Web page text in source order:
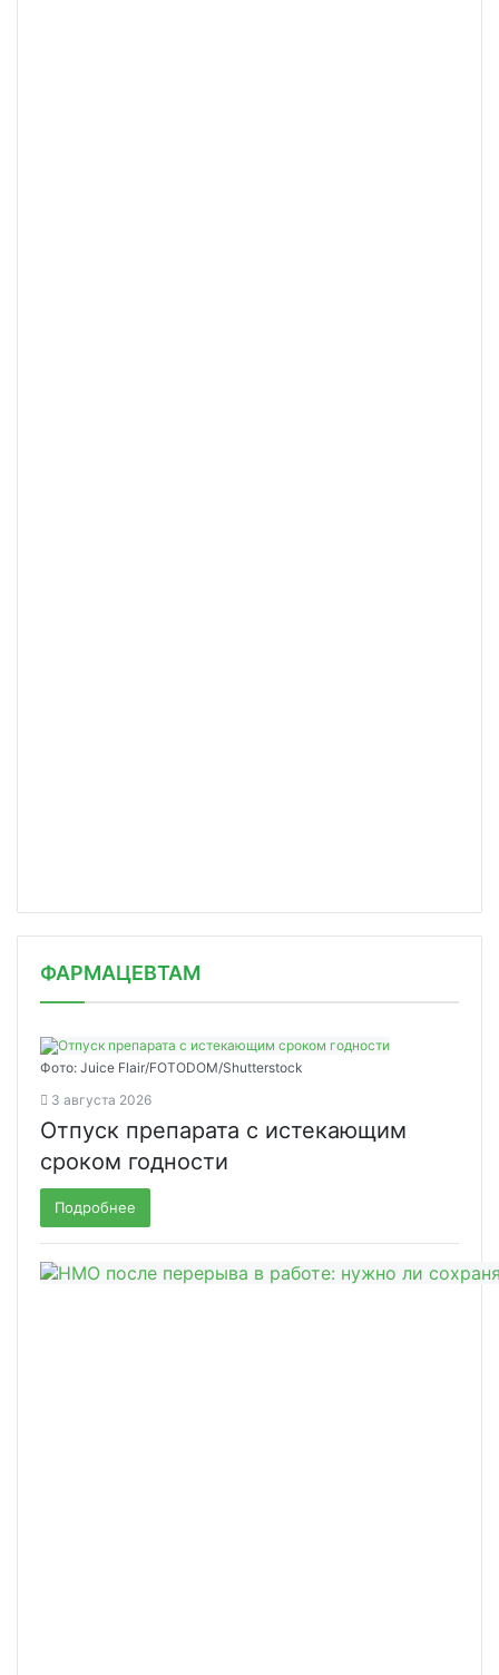
ФАРМАЦЕВТАМ
Фото: Juice Flair/FOTODOM/Shutterstoсk
3 августа 2026
Отпуск препарата с истекающим
сроком годности
Подробнее